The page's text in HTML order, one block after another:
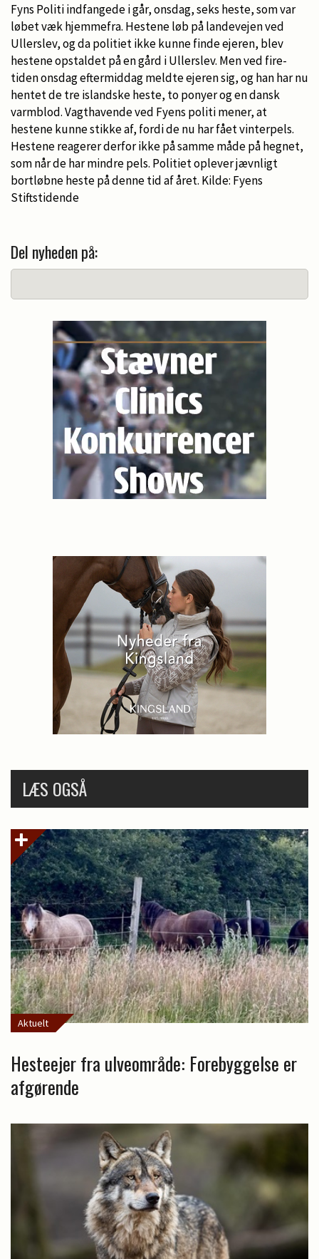
Fyns Politi indfangede i går, onsdag, seks heste, som var
løbet væk hjemmefra. Hestene løb på landevejen ved
Ullerslev, og da politiet ikke kunne finde ejeren, blev
hestene opstaldet på en gård i Ullerslev. Men ved fire-
tiden onsdag eftermiddag meldte ejeren sig, og han har nu
hentet de tre islandske heste, to ponyer og en dansk
varmblod. Vagthavende ved Fyens politi mener, at
hestene kunne stikke af, fordi de nu har fået vinterpels.
Hestene reagerer derfor ikke på samme måde på hegnet,
som når de har mindre pels. Politiet oplever jævnligt
bortløbne heste på denne tid af året. Kilde: Fyens
Stiftstidende
Del nyheden på:
LÆS OGSÅ
Aktuelt
Hesteejer fra ulveområde: Forebyggelse er
afgørende